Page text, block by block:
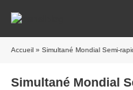
Accueil » Simultané Mondial Semi-
Simultané Mondial